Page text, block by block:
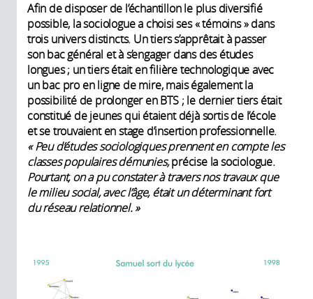
Afin de disposer de l’échantillon le plus diversifié
possible, la sociologue a choisi ses « témoins » dans
trois univers distincts. Un tiers s’apprêtait à passer
son bac général et à s’engager dans des études
longues ; un tiers était en filière technologique avec
un bac pro en ligne de mire, mais également la
possibilité de prolonger en BTS ; le dernier tiers était
constitué de jeunes qui étaient déjà sortis de l’école
et se trouvaient en stage d’insertion professionnelle.
« Peu d’études sociologiques prennent en compte les
classes populaires démunies,précise la sociologue.
Pourtant, on a pu constater à travers nos travaux que
le milieu social, avec l’âge, était un déterminant fort
du réseau relationnel. »